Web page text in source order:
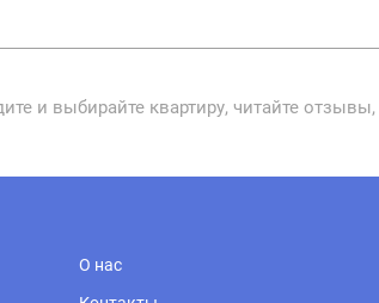
и выбирайте квартиру, читайте
О нас